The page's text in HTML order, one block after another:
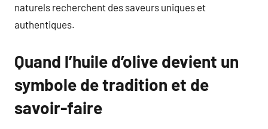
naturels recherchent des saveurs uniques et
authentiques.
Quand l’huile d’olive devient un
symbole de tradition et de
savoir-faire